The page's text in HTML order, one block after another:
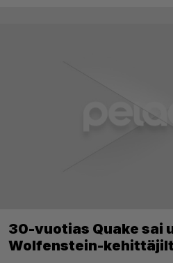
30-vuotias Quake sai
Wolfenstein-